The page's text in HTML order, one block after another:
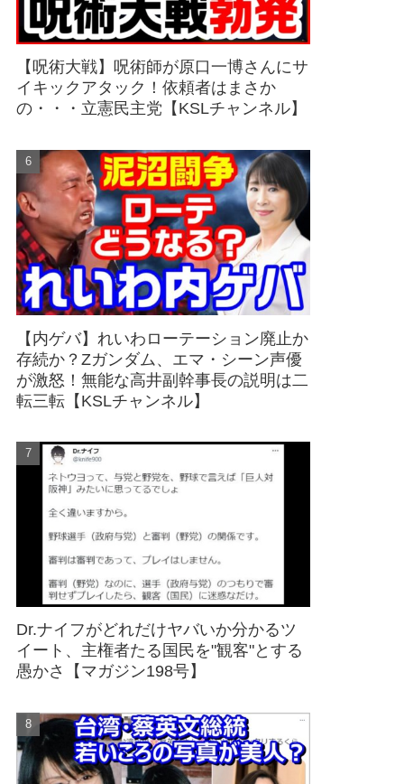
【呪術大戦】呪術師が原口一博さんにサ
イキックアタック！依頼者はまさか
の・・・立憲民主党【KSLチャンネル】
【内ゲバ】れいわローテーション廃止か
存続か？Zガンダム、エマ・シーン声優
が激怒！無能な高井副幹事長の説明は二
転三転【KSLチャンネル】
Dr.ナイフがどれだけヤバいか分かるツ
イート、主権者たる国民を"観客"とする
愚かさ【マガジン198号】